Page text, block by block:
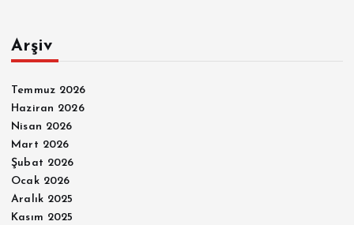
Arşiv
Temmuz 2026
Haziran 2026
Nisan 2026
Mart 2026
Şubat 2026
Ocak 2026
Aralık 2025
Kasım 2025